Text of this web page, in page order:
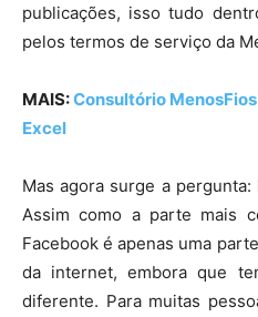
publicações, isso tudo
pelos termos de serviço da
MAIS:Consultório
Excel
Mas agora surge a pergunta:
Assim como a parte mais
Facebook é apenas uma
da internet, embora que
diferente. Para muitas